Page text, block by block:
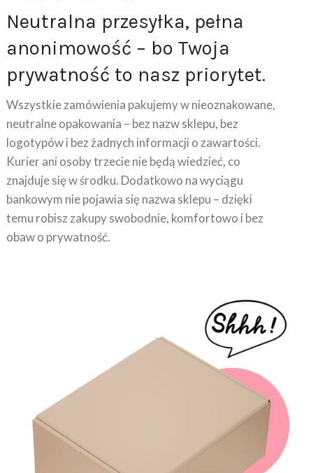
Neutralna przesyłka, pełna
anonimowość – bo Twoja
prywatność to nasz priorytet.
Wszystkie zamówienia pakujemy w nieoznakowane,
neutralne opakowania – bez nazw sklepu, bez
logotypów i bez żadnych informacji o zawartości.
Kurier ani osoby trzecie nie będą wiedzieć, co
znajduje się w środku. Dodatkowo na wyciągu
bankowym nie pojawia się nazwa sklepu – dzięki
temu robisz zakupy swobodnie, komfortowo i bez
obaw o prywatność.